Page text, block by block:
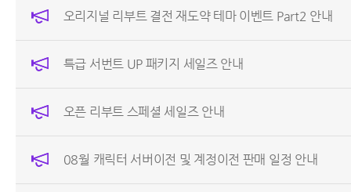
오리지널 리부트 결전 재도약 테마 이벤트 Part2 안내
특급 서번트 UP 패키지 세일즈 안내
오픈 리부트 스페셜 세일즈 안내
08월 캐릭터 서버이전 및 계정이전 판매 일정 안내